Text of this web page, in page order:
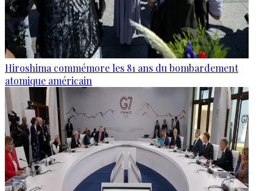
Hiroshima commémore les 81 ans du bombardement
atomique américain